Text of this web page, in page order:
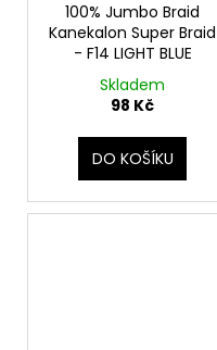
100% Jumbo Braid
Kanekalon Super Braid
- F14 LIGHT BLUE
Skladem
98 Kč
DO KOŠÍKU